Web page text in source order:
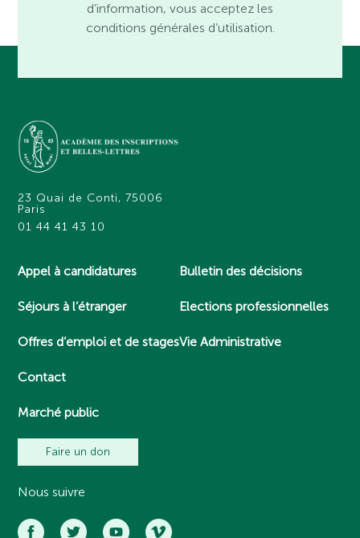
d’information, vous acceptez les
conditions générales d’utilisation.
23 Quai de Conti, 75006
Paris
01 44 41 43 10
Appel à candidatures
Séjours à l’étranger
Offres d’emploi et de stages
Contact
Marché public
Bulletin des décisions
Elections professionnelles
Vie Administrative
Faire un don
Nous suivre